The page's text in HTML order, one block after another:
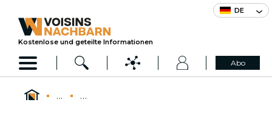
DE
Kostenlose und geteilte Informationen
Abo
... ...